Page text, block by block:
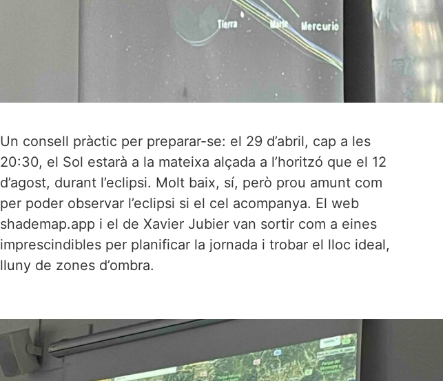
Un consell pràctic per preparar-se: el 29 d’abril, cap a les
20:30, el Sol estarà a la mateixa alçada a l’horitzó que el 12
d’agost, durant l’eclipsi. Molt baix, sí, però prou amunt com
per poder observar l’eclipsi si el cel acompanya. El web
shademap.app i el de Xavier Jubier van sortir com a eines
imprescindibles per planificar la jornada i trobar el lloc ideal,
lluny de zones d’ombra.